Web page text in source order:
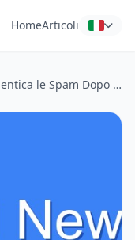
HomeArticoli
Email Temporanea: Dimentica le Spam Dopo Ogni Fiera!